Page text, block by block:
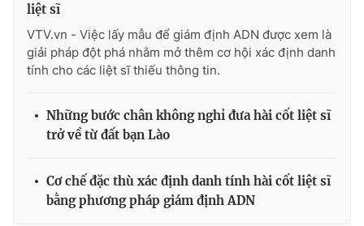
liệt sĩ
VTV.vn - Việc lấy mẫu để giám định ADN được xem là
giải pháp đột phá nhằm mở thêm cơ hội xác định danh
tính cho các liệt sĩ thiếu thông tin.
Những bước chân không nghỉ đưa hài cốt liệt sĩ
trở về từ đất bạn Lào
Cơ chế đặc thù xác định danh tính hài cốt liệt sĩ
bằng phương pháp giám định ADN